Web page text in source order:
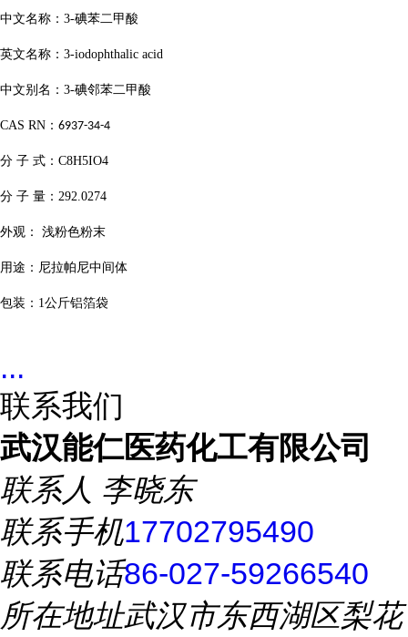
中文名称： 3-碘苯二甲酸
英文名称： 3-iodophthalic acid
中文别名： 3-碘邻苯二甲酸
CAS RN ： 6937-34-4
分 子 式： C8H5IO4
分 子 量： 292.0274
外观： 浅粉色粉末
用途：尼拉帕尼中间体
包装： 1公斤铝箔袋
...
联系我们
武汉能仁医药化工有限公司
联系人 李晓东
联系手机17702795490
联系电话86-027-59266540
所在地址武汉市东西湖区梨花